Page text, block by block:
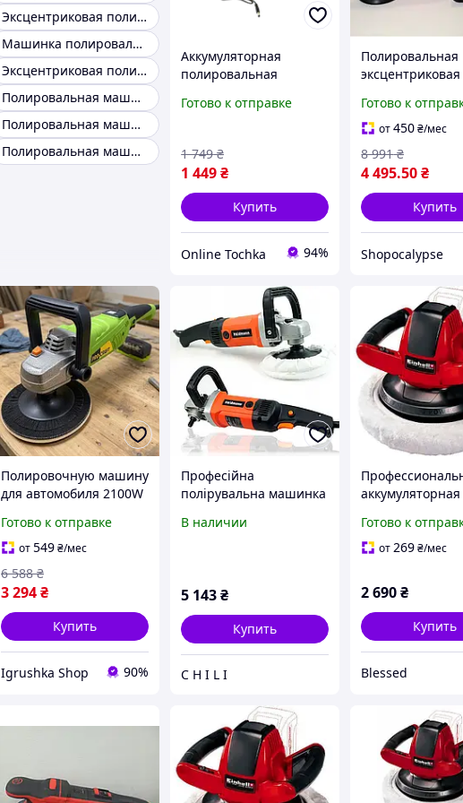
Эксцентриковая полировальная машинка
Машинка полировальная
Эксцентриковая полировальная машинка для авто
Полировальная машинка yato
Полировальная машинка маленькая
Полировальная машинка titan
Аккумуляторная
полировальная
Polisher D6000 125 мм
профессиональная
полировальная
машина для авто
Готово к отправке
1 449₴
1 749 ₴
Купить
Online Tochka 94%
Полировальная
эксцентриковая
полировки авто
полировальные
машинки Sho
Готово к
от450₴/мес
4 495.50₴
8 991 ₴
Купить
Shopocalypse
Полировочную машину
для автомобиля 2100W
Профессиональная
полировальная
авто, RYH
Готово к отправке
от549₴/мес
3 294₴
6 588 ₴
Купить
Igrushka Shop 90%
Професійна
полірувальна машинка
H00415 3000об / хв
В наличии
5 143₴
Купить
C H I L I
аккумуляторная
машина Einhell
18/254 Li-Solo:
Готово к
от269₴/мес
2 690₴
Купить
Blessed